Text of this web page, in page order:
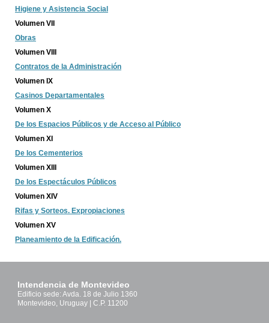
Higiene y Asistencia Social
Volumen VII
Obras
Volumen VIII
Contratos de la Administración
Volumen IX
Casinos Departamentales
Volumen X
De los Espacios Públicos y de Acceso al Público
Volumen XI
De los Cementerios
Volumen XIII
De los Espectáculos Públicos
Volumen XIV
Rifas y Sorteos. Expropiaciones
Volumen XV
Planeamiento de la Edificación.
Intendencia de Montevideo
Edificio sede: Avda. 18 de Julio 1360
Montevideo, Uruguay | C.P. 11200